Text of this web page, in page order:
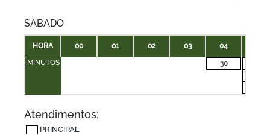
SABADO
HORA 00 01 02 03 04
MINUTOS
30
Atendimentos:
PRINCIPAL